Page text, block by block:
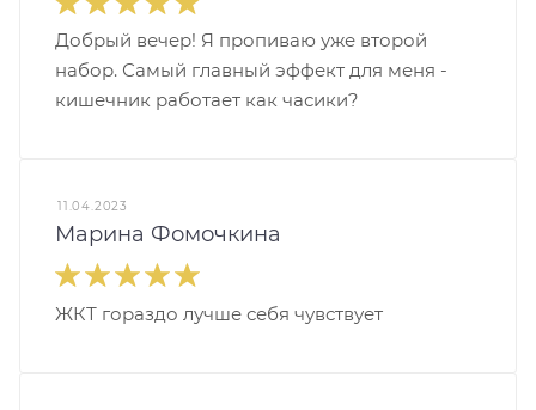
Добрый вечер! Я пропиваю уже второй
набор. Самый главный эффект для меня -
кишечник работает как часики?
11.04.2023
Марина Фомочкина
ЖКТ гораздо лучше себя чувствует